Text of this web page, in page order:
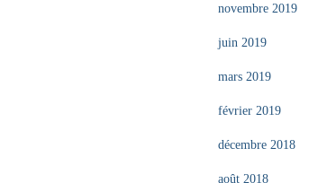
novembre 2019
juin 2019
mars 2019
février 2019
décembre 2018
août 2018